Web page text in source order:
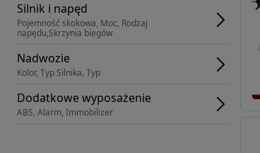
Silnik i napęd
Pojemność skokowa, Moc, Rodzaj
napędu,Skrzynia biegów
Nadwozie
Kolor, Typ Silnika, Typ
Dodatkowe wyposażenie
ABS, Alarm, Immobilizer